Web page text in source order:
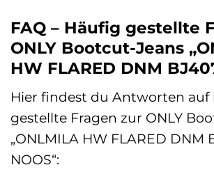
FAQ – Häufig gestellte
ONLY Bootcut-Jeans
HW FLARED DNM
Hier findest du Antworten auf
gestellte Fragen zur ONLY
„ONLMILA HW FLARED DNM
NOOS“: